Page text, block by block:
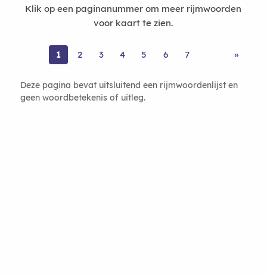
Klik op een paginanummer om meer rijmwoorden
voor kaart te zien.
1 2 3 4 5 6 7 »
Deze pagina bevat uitsluitend een rijmwoordenlijst en
geen woordbetekenis of uitleg.